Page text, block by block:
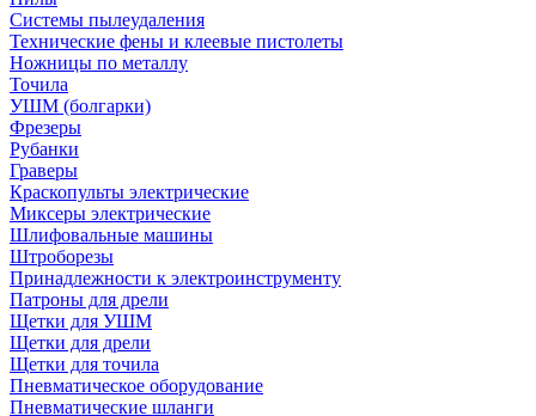
Системы пылеудаления
Технические фены и клеевые пистолеты
Ножницы по металлу
Точила
УШМ (болгарки)
Фрезеры
Рубанки
Граверы
Краскопульты электрические
Миксеры электрические
Шлифовальные машины
Штроборезы
Принадлежности к электроинструменту
Патроны для дрели
Щетки для УШМ
Щетки для дрели
Щетки для точила
Пневматическое оборудование
Пневматические шланги